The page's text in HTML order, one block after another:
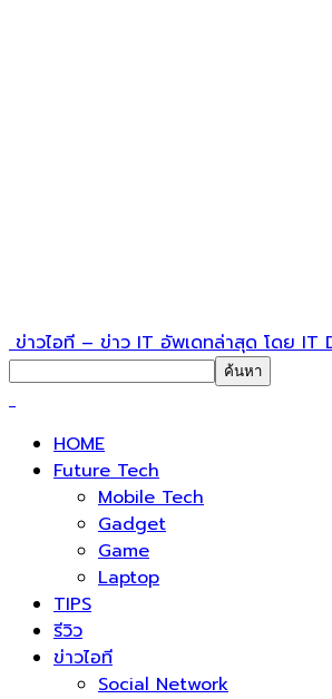
ข่าวไอที – ข่าว IT อัพเดทล่าสุด โดย IT
HOME
Future Tech
Mobile Tech
Gadget
Game
Laptop
TIPS
รีวิว
ข่าวไอที
Social Network